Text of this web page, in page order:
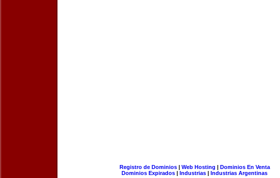
Registro de Dominios| Web Hosting | Dominios En Venta
Dominios Expirados | Industrias | Industrias Argentinas